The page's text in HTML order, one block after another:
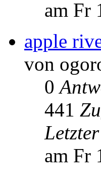
am Fr
apple
von
0
441
am Fr